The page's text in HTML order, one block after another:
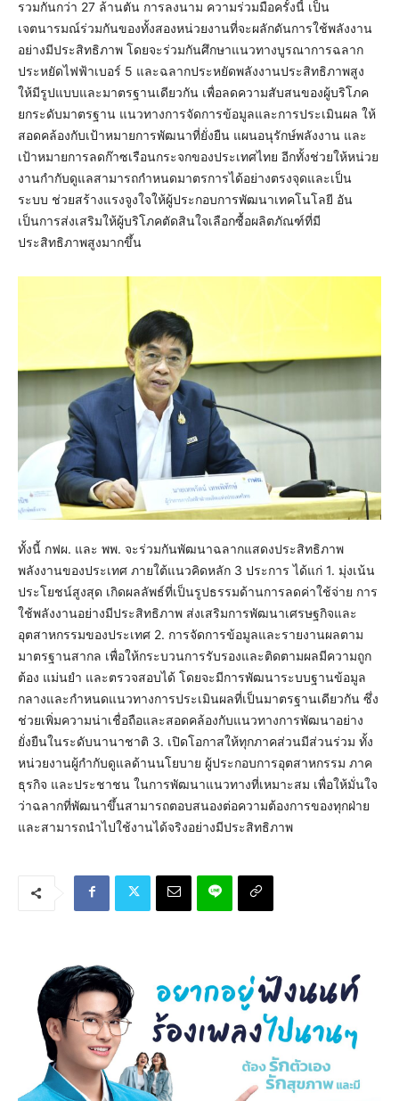
รวมกันกว่า 27 ล้านตัน การลงนาม ความร่วมมือครั้งนี้ เป็น
เจตนารมณ์ร่วมกันของทั้งสองหน่วยงานที่จะผลักดันการใช้พลังงาน
อย่างมีประสิทธิภาพ โดยจะร่วมกันศึกษาแนวทางบูรณาการฉลาก
ประหยัดไฟฟ้าเบอร์ 5 และฉลากประหยัดพลังงานประสิทธิภาพสูง
ให้มีรูปแบบและมาตรฐานเดียวกัน เพื่อลดความสับสนของผู้บริโภค
ยกระดับมาตรฐาน แนวทางการจัดการข้อมูลและการประเมินผล ให้
สอดคล้องกับเป้าหมายการพัฒนาที่ยั่งยืน แผนอนุรักษ์พลังงาน และ
เป้าหมายการลดก๊าซเรือนกระจกของประเทศไทย อีกทั้งช่วยให้หน่วย
งานกำกับดูแลสามารถกำหนดมาตรการได้อย่างตรงจุดและเป็น
ระบบ ช่วยสร้างแรงจูงใจให้ผู้ประกอบการพัฒนาเทคโนโลยี อัน
เป็นการส่งเสริมให้ผู้บริโภคตัดสินใจเลือกซื้อผลิตภัณฑ์ที่มี
ประสิทธิภาพสูงมากขึ้น
ทั้งนี้ กฟผ. และ พพ. จะร่วมกันพัฒนาฉลากแสดงประสิทธิภาพ
พลังงานของประเทศ ภายใต้แนวคิดหลัก 3 ประการ ได้แก่ 1. มุ่งเน้น
ประโยชน์สูงสุด เกิดผลลัพธ์ที่เป็นรูปธรรมด้านการลดค่าใช้จ่าย การ
ใช้พลังงานอย่างมีประสิทธิภาพ ส่งเสริมการพัฒนาเศรษฐกิจและ
อุตสาหกรรมของประเทศ 2. การจัดการข้อมูลและรายงานผลตาม
มาตรฐานสากล เพื่อให้กระบวนการรับรองและติดตามผลมีความถูก
ต้อง แม่นยำ และตรวจสอบได้ โดยจะมีการพัฒนาระบบฐานข้อมูล
กลางและกำหนดแนวทางการประเมินผลที่เป็นมาตรฐานเดียวกัน ซึ่ง
ช่วยเพิ่มความน่าเชื่อถือและสอดคล้องกับแนวทางการพัฒนาอย่าง
ยั่งยืนในระดับนานาชาติ 3. เปิดโอกาสให้ทุกภาคส่วนมีส่วนร่วม ทั้ง
หน่วยงานผู้กำกับดูแลด้านนโยบาย ผู้ประกอบการอุตสาหกรรม ภาค
ธุรกิจ และประชาชน ในการพัฒนาแนวทางที่เหมาะสม เพื่อให้มั่นใจ
ว่าฉลากที่พัฒนาขึ้นสามารถตอบสนองต่อความต้องการของทุกฝ่าย
และสามารถนำไปใช้งานได้จริงอย่างมีประสิทธิภาพ